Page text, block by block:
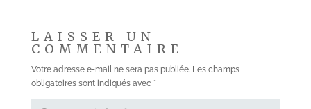
LAISSER UN
COMMENTAIRE
Votre adresse e-mail ne sera pas publiée. Les champs
obligatoires sont indiqués avec *